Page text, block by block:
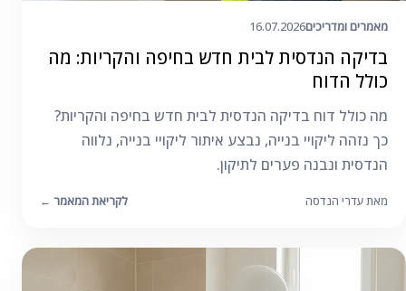
מאמרים ומדריכים16.07.2026
בדיקה הנדסית לבית חדש בחיפה והקריות: מה
כולל הדוח
מה כולל דוח בדיקה הנדסית לבית חדש בחיפה והקריות?
כך נזהה ליקויי בנייה, נבצע איתור ליקויי בנייה, נלווה
הנדסית ונבנה פערים לתיקון.
מאת עדרי הנדסה לקריאת המאמר ←